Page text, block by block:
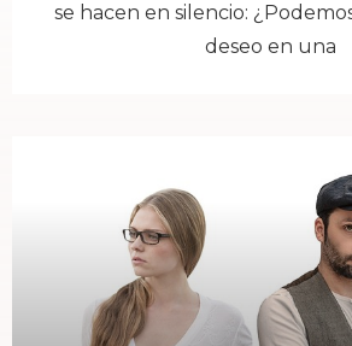
se hacen en silencio:
deseo en una